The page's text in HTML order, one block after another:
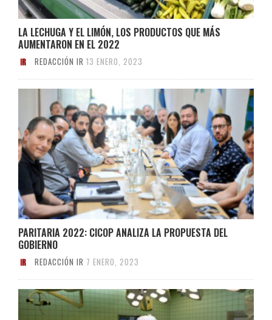
LA LECHUGA Y EL LIMÓN, LOS PRODUCTOS QUE MÁS
AUMENTARON EN EL 2022
REDACCIÓN IR 13 ENERO, 2023
PARITARIA 2022: CICOP ANALIZA LA PROPUESTA DEL
GOBIERNO
REDACCIÓN IR 7 ENERO, 2023